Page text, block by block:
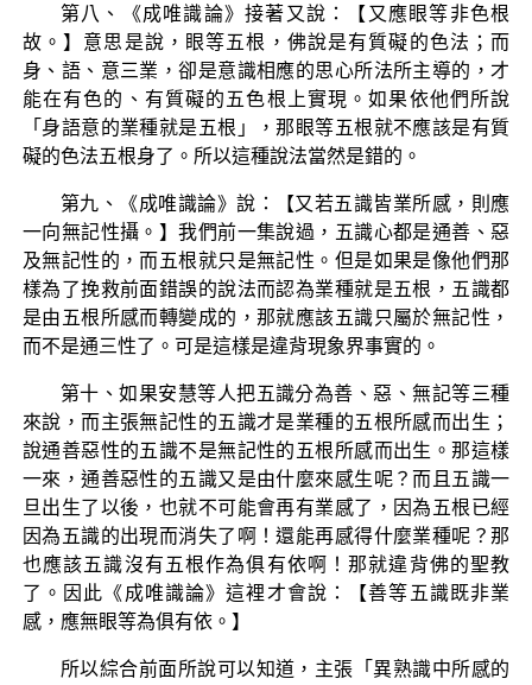
第八、《成唯識論》接著又說：【又應眼等非色根
故。】意思是說，眼等五根，佛說是有質礙的色法；而
身、語、意三業，卻是意識相應的思心所法所主導的，才
能在有色的、有質礙的五色根上實現。如果依他們所說
「身語意的業種就是五根」，那眼等五根就不應該是有質
礙的色法五根身了。所以這種說法當然是錯的。
第九、《成唯識論》說：【又若五識皆業所感，則應
一向無記性攝。】我們前一集說過，五識心都是通善、惡
及無記性的，而五根就只是無記性。但是如果是像他們那
樣為了挽救前面錯誤的說法而認為業種就是五根，五識都
是由五根所感而轉變成的，那就應該五識只屬於無記性，
而不是通三性了。可是這樣是違背現象界事實的。
第十、如果安慧等人把五識分為善、惡、無記等三種
來說，而主張無記性的五識才是業種的五根所感而出生；
說通善惡性的五識不是無記性的五根所感而出生。那這樣
一來，通善惡性的五識又是由什麼來感生呢？而且五識一
旦出生了以後，也就不可能會再有業感了，因為五根已經
因為五識的出現而消失了啊！還能再感得什麼業種呢？那
也應該五識沒有五根作為俱有依啊！那就違背佛的聖教
了。因此《成唯識論》這裡才會說：【善等五識既非業
感，應無眼等為俱有依。】
所以綜合前面所說可以知道，主張「異熟識中所感的